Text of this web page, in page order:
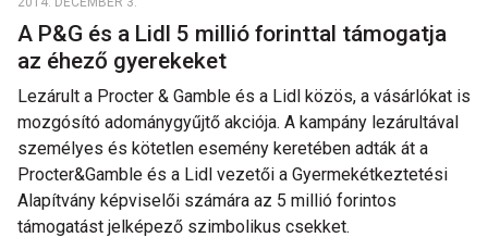
A P&G és a Lidl 5 millió forinttal támogatja
az éhező gyerekeket
Lezárult a Procter & Gamble és a Lidl közös, a vásárlókat is
mozgósító adománygyűjtő akciója. A kampány lezárultával
személyes és kötetlen esemény keretében adták át a
Procter&Gamble és a Lidl vezetői a Gyermekétkeztetési
Alapítvány képviselői számára az 5 millió forintos
támogatást jelképező szimbolikus csekket.